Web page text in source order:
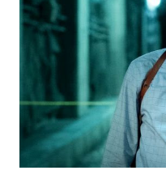
svém 23. dobrodružství, potřetí s
dobrodružstvím byla pro agenta
před pár lety trochu delší, než